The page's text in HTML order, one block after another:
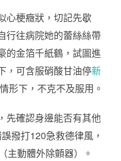
心梗癥狀，切記先歇
行往病院她的蕾絲絲帶
的金箔千紙鶴，試圖進
，可含服硝酸甘油停新
形下，不克不及服用。
先確認身邊能否有其他
撥打120急救德律風，
主動體外除顫器）。